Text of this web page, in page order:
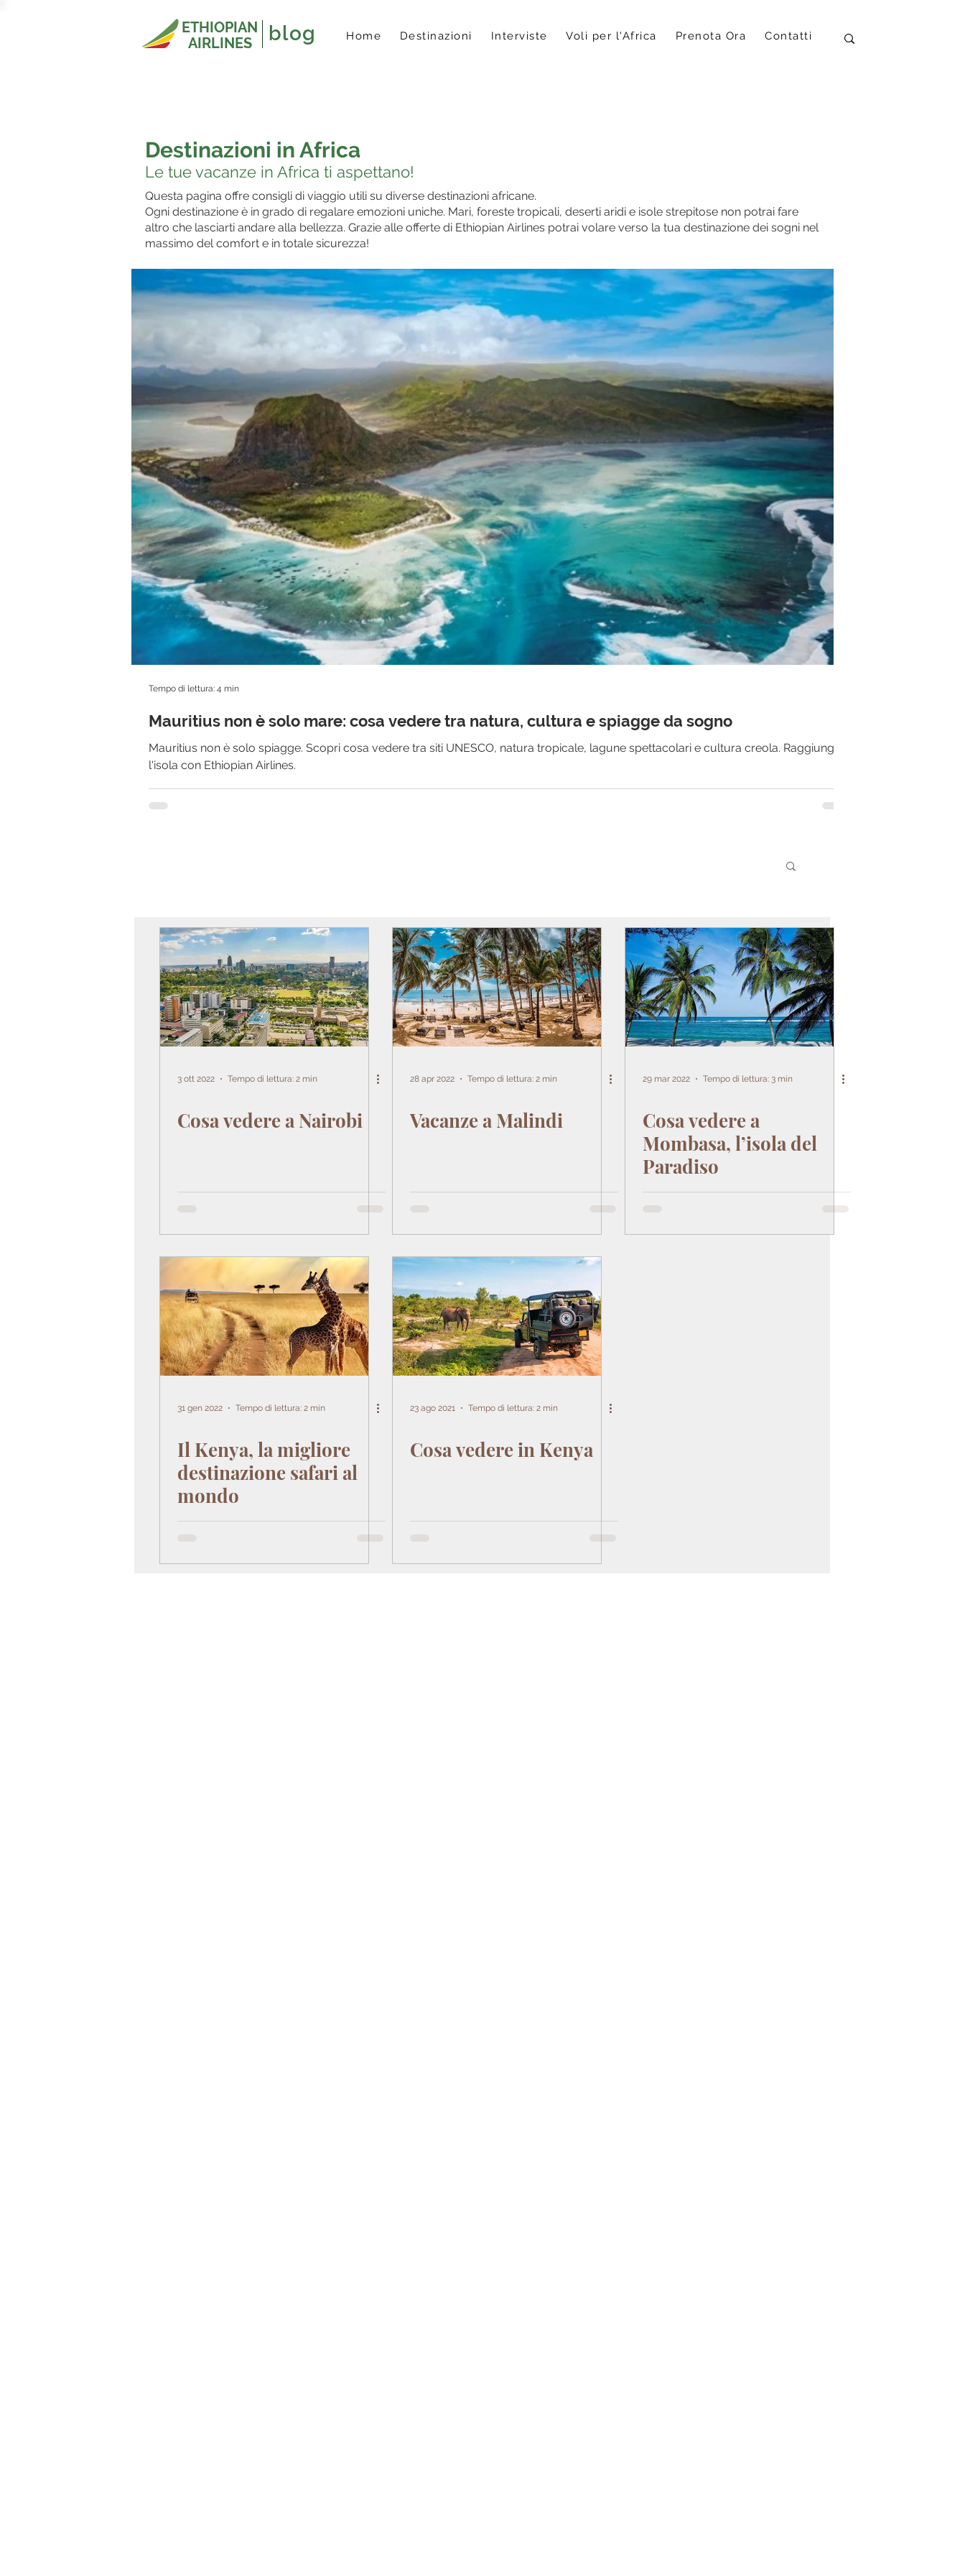
blog
ETHIOPIAN
AIRLINES
Home Destinazioni Interviste Voli per l'Africa Prenota Ora Contatti
Destinazioni in Africa
Le tue vacanze in Africa ti aspettano!
Questa pagina offre consigli di viaggio utili su diverse destinazioni africane.
Ogni destinazione è in grado di regalare emozioni uniche. Mari, foreste tropicali, deserti aridi e isole strepitose non potrai fare
altro che lasciarti andare alla bellezza. Grazie alle offerte di Ethiopian Airlines potrai volare verso la tua destinazione dei sogni nel
massimo del comfort e in totale sicurezza!
Mauritius non è solo mare: cosa vedere tra natura, cultura e spiagge da sogno
Mauritius non è solo spiagge. Scopri cosa vedere tra siti UNESCO, natura tropicale, lagune spettacolari e cultura creola. Raggiungi
l'isola con Ethiopian Airlines.
Tempo di lettura: 4 min
3 ott 2022 Tempo di lettura: 2 min
Cosa vedere a Nairobi
28 apr 2022 Tempo di lettura: 2 min
Vacanze a Malindi
29 mar 2022 Tempo di lettura: 3 min
Cosa vedere a
Mombasa, l’isola del
Paradiso
31 gen 2022 Tempo di lettura: 2 min
Il Kenya, la migliore
destinazione safari al
mondo
23 ago 2021 Tempo di lettura: 2 min
Cosa vedere in Kenya